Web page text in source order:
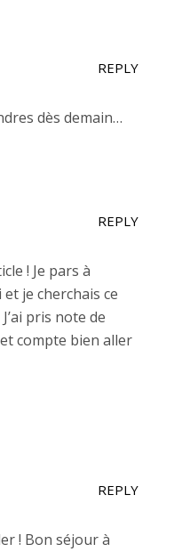
REPLY
dès demain…
REPLY
! Je pars à
je cherchais ce
pris note de
compte bien aller
REPLY
! Bon séjour à